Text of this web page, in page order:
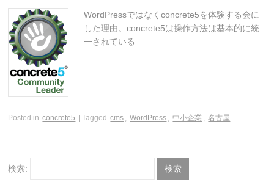
WordPressではなくconcrete5を体験する会に
した理由。concrete5は操作方法は基本的に統
一されている
Posted in concrete5 | Tagged cms , WordPress , 中小企業 , 名古屋
検索: